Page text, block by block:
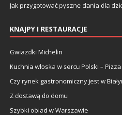
Jak przygotować pyszne dania dla
KNAJPY I RESTAURACJE
Gwiazdki Michelin
Kuchnia włoska w sercu Polski –
Czy rynek gastronomiczny jest w
Z dostawą do domu
Szybki obiad w Warszawie